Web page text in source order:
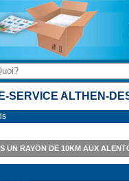
SERVICE ALTHEN-
UN RAYON DE 10KM AUX